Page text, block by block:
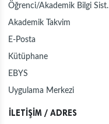
Öğrenci/Akademik Bilgi Sist.
Akademik Takvim
E-Posta
Kütüphane
EBYS
Uygulama Merkezi
İLETİŞİM / ADRES